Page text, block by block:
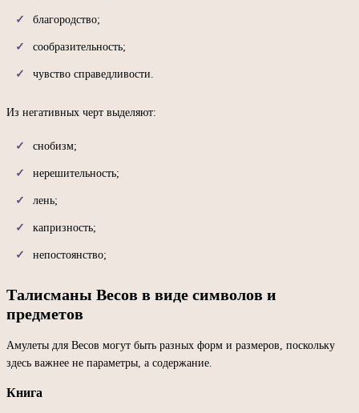
благородство;
сообразительность;
чувство справедливости.
Из негативных черт выделяют:
снобизм;
нерешительность;
лень;
капризность;
непостоянство;
Талисманы Весов в виде символов и
предметов
Амулеты для Весов могут быть разных форм и размеров, поскольку
здесь важнее не параметры, а содержание.
Книга